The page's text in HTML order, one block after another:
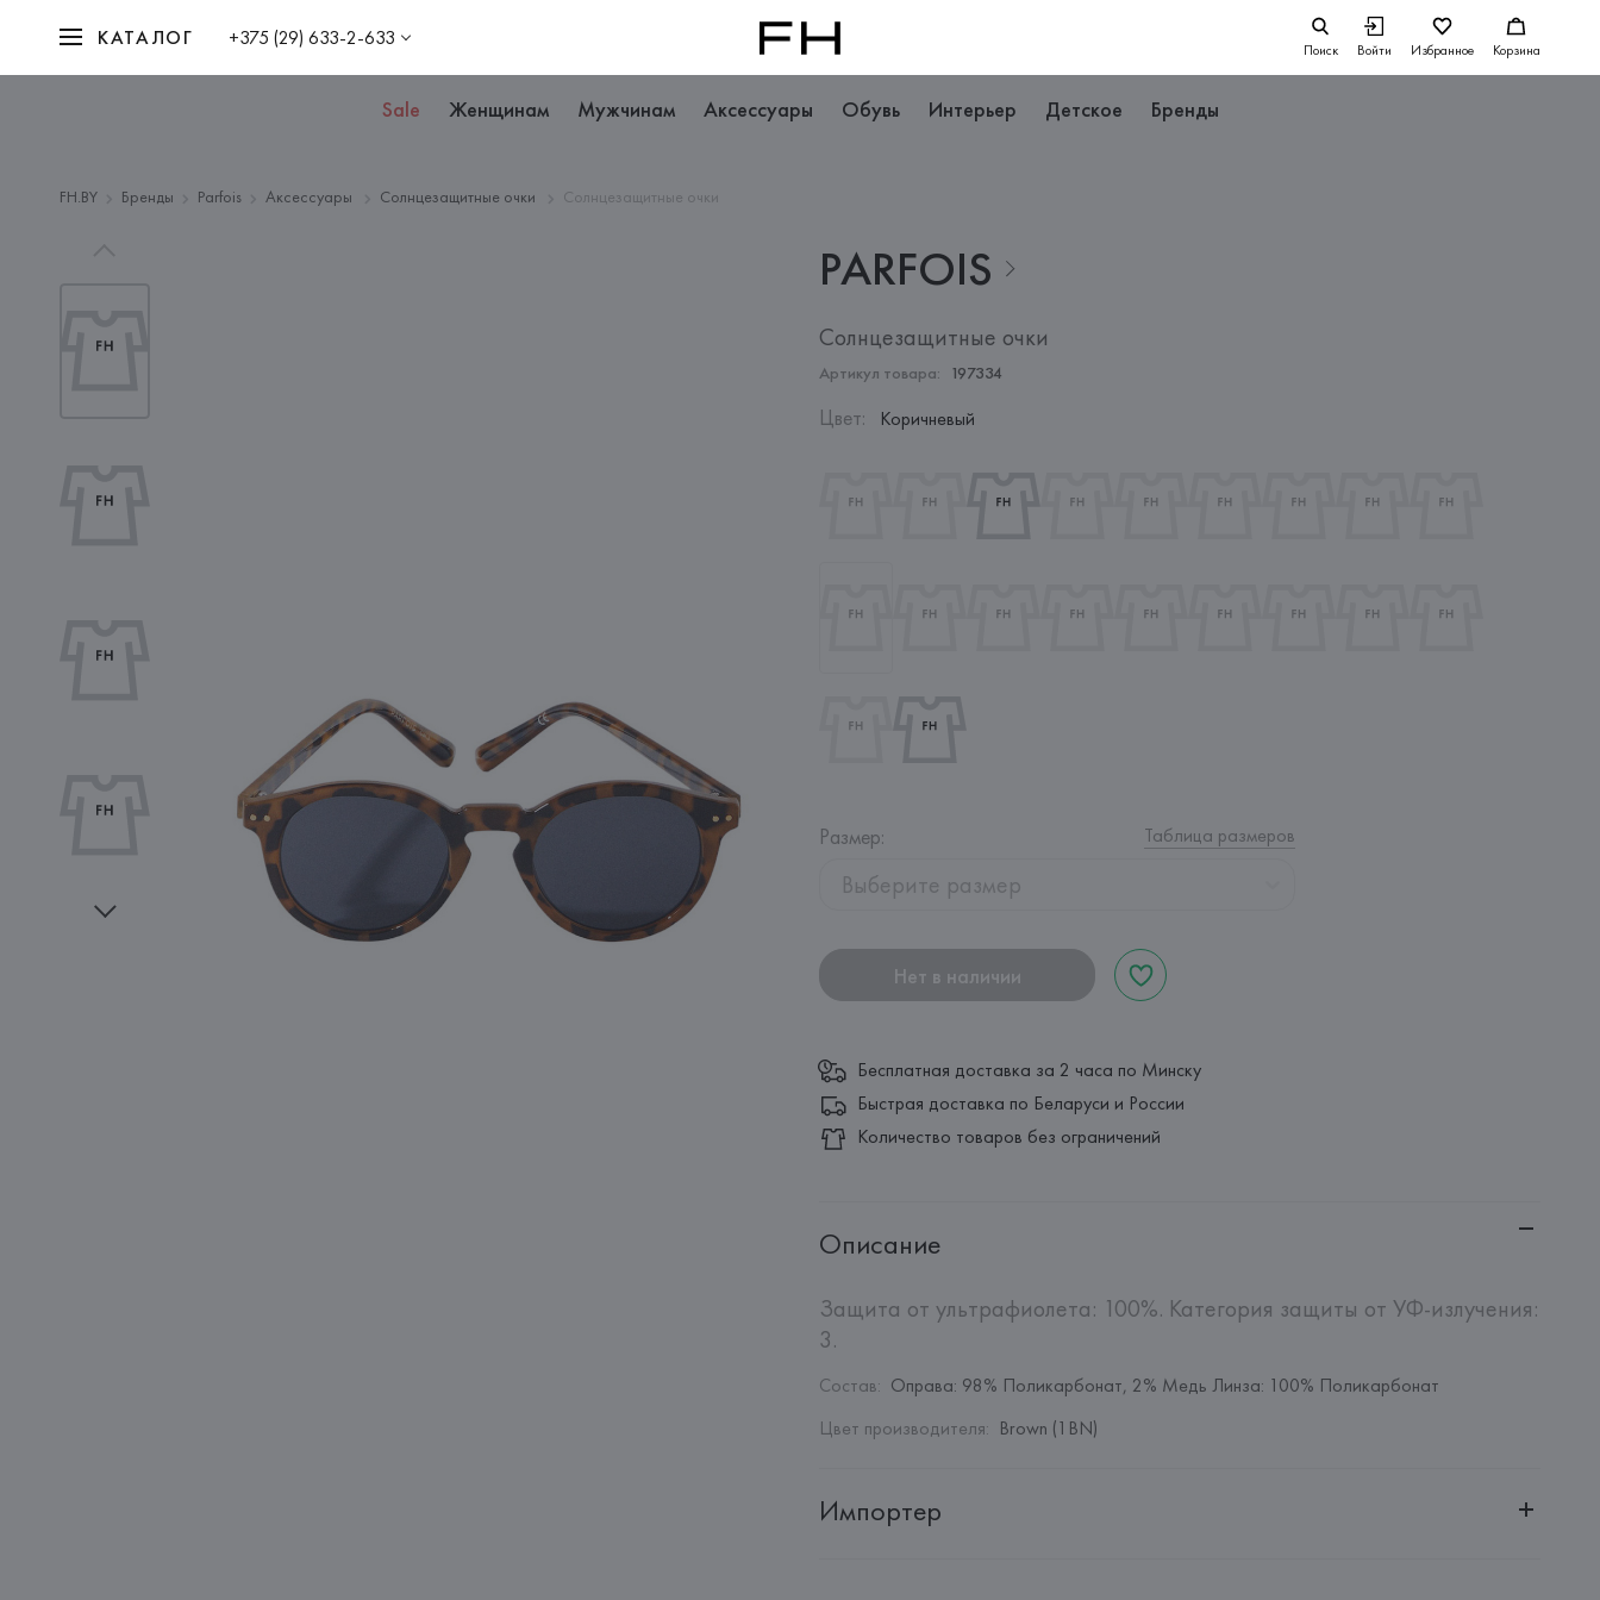
КАТАЛОГ +375 (29) 633-2-633 Поиск Войти Избранное Корзина
Sale Женщинам Мужчинам Аксессуары Обувь Интерьер Детское Бренды
FH.BY Бренды Parfois Аксессуары Солнцезащитные очки Солнцезащитные очки
PARFOIS
Солнцезащитные очки
Артикул товара: 197334
Цвет: Коричневый
Размер: Таблица размеров
Выберите размер
Нет в наличии
Бесплатная доставка за 2 часа по Минску
Быстрая доставка по Беларуси и России
Количество товаров без ограничений
Описание
Защита от ультрафиолета: 100%. Категория защиты от УФ-излучения:
3.
Состав: Оправа: 98% Поликарбонат, 2% Медь Линза: 100% Поликарбонат
Цвет производителя: Brown (1BN)
Импортер